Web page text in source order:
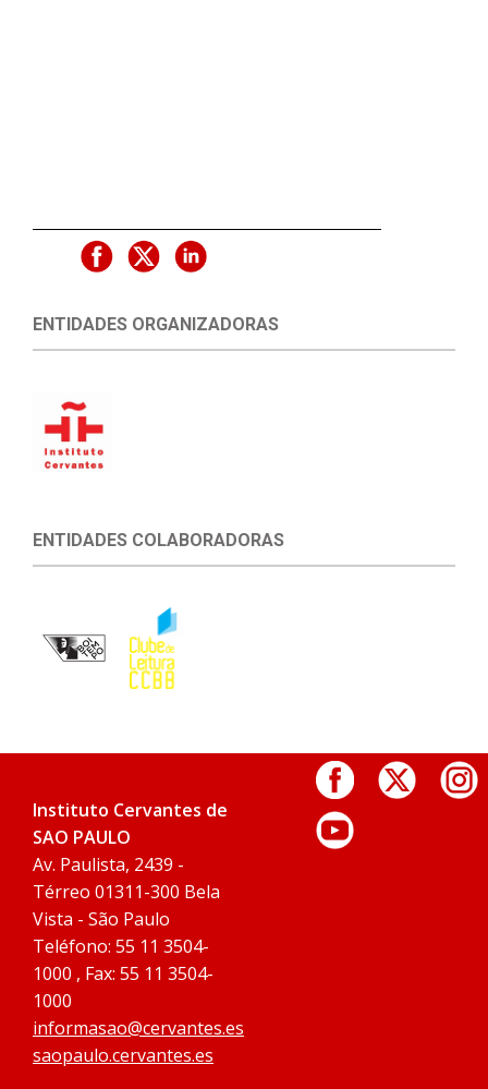
ENTIDADES ORGANIZADORAS
ENTIDADES COLABORADORAS
Instituto Cervantes de
SAO PAULO
Av. Paulista, 2439 -
Térreo 01311-300 Bela
Vista - São Paulo
Teléfono: 55 11 3504-
1000 , Fax: 55 11 3504-
1000
informasao@cervantes.es
saopaulo.cervantes.es